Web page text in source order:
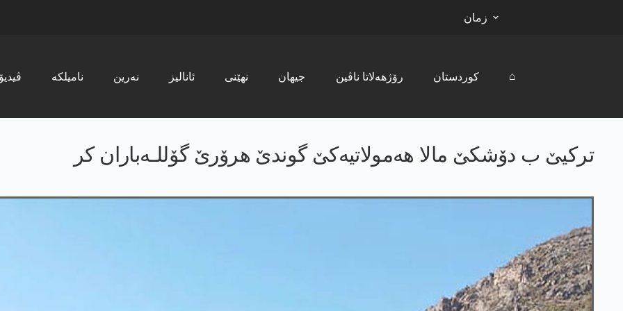
زمان
ڤیدیۆ نامیلکە نەرین ئانالیز نھێنی جیھان رۆژھەلاتا ناڤین کوردستان ⌂
تركیێ ب دۆشكێ مالا هه‌مولاتیه‌كێ گوندێ هرۆرێ گۆللـه‌باران كر